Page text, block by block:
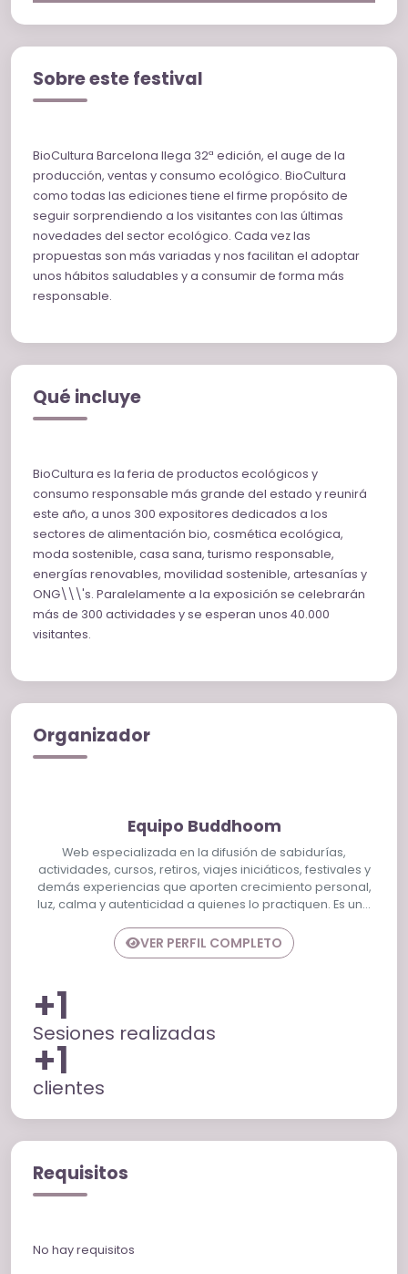
Sobre este festival
BioCultura Barcelona llega 32ª edición, el auge de la
producción, ventas y consumo ecológico. BioCultura
como todas las ediciones tiene el firme propósito de
seguir sorprendiendo a los visitantes con las últimas
novedades del sector ecológico. Cada vez las
propuestas son más variadas y nos facilitan el adoptar
unos hábitos saludables y a consumir de forma más
responsable.
Qué incluye
BioCultura es la feria de productos ecológicos y
consumo responsable más grande del estado y reunirá
este año, a unos 300 expositores dedicados a los
sectores de alimentación bio, cosmética ecológica,
moda sostenible, casa sana, turismo responsable,
energías renovables, movilidad sostenible, artesanías y
ONG\\\'s. Paralelamente a la exposición se celebrarán
más de 300 actividades y se esperan unos 40.000
visitantes.
Organizador
Equipo Buddhoom
Web especializada en la difusión de sabidurías,
actividades, cursos, retiros, viajes iniciáticos, festivales y
demás experiencias que aporten crecimiento personal,
luz, calma y autenticidad a quienes lo practiquen. Es un…
VER PERFIL COMPLETO
+1
Sesiones realizadas
+1
clientes
Requisitos
No hay requisitos